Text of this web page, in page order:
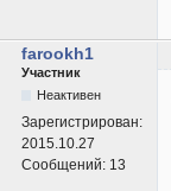
farookh1
Участник
Неактивен
Зарегистрирован:
2015.10.27
Сообщений: 13